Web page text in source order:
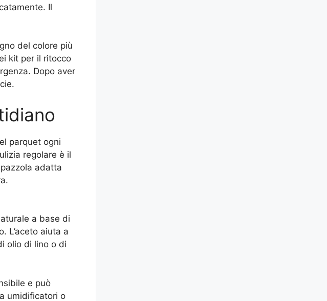
Il
del colore più
kit per il ritocco
Dopo aver
parquet ogni
regolare è il
adatta
a base di
L’aceto aiuta a
olio di lino o di
e può
umidificatori o